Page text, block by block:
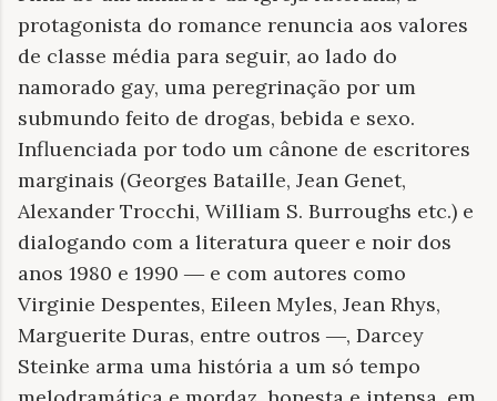
protagonista do romance renuncia aos valores
de classe média para seguir, ao lado do
namorado gay, uma peregrinação por um
submundo feito de drogas, bebida e sexo.
Influenciada por todo um cânone de escritores
marginais (Georges Bataille, Jean Genet,
Alexander Trocchi, William S. Burroughs etc.) e
dialogando com a literatura queer e noir dos
anos 1980 e 1990 ― e com autores como
Virginie Despentes, Eileen Myles, Jean Rhys,
Marguerite Duras, entre outros ―, Darcey
Steinke arma uma história a um só tempo